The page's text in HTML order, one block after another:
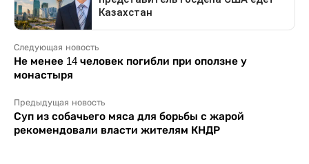
Следующая новость
Не менее 14 человек погибли при оползне у
монастыря
Предыдущая новость
Суп из собачьего мяса для борьбы с жарой
рекомендовали власти жителям КНДР